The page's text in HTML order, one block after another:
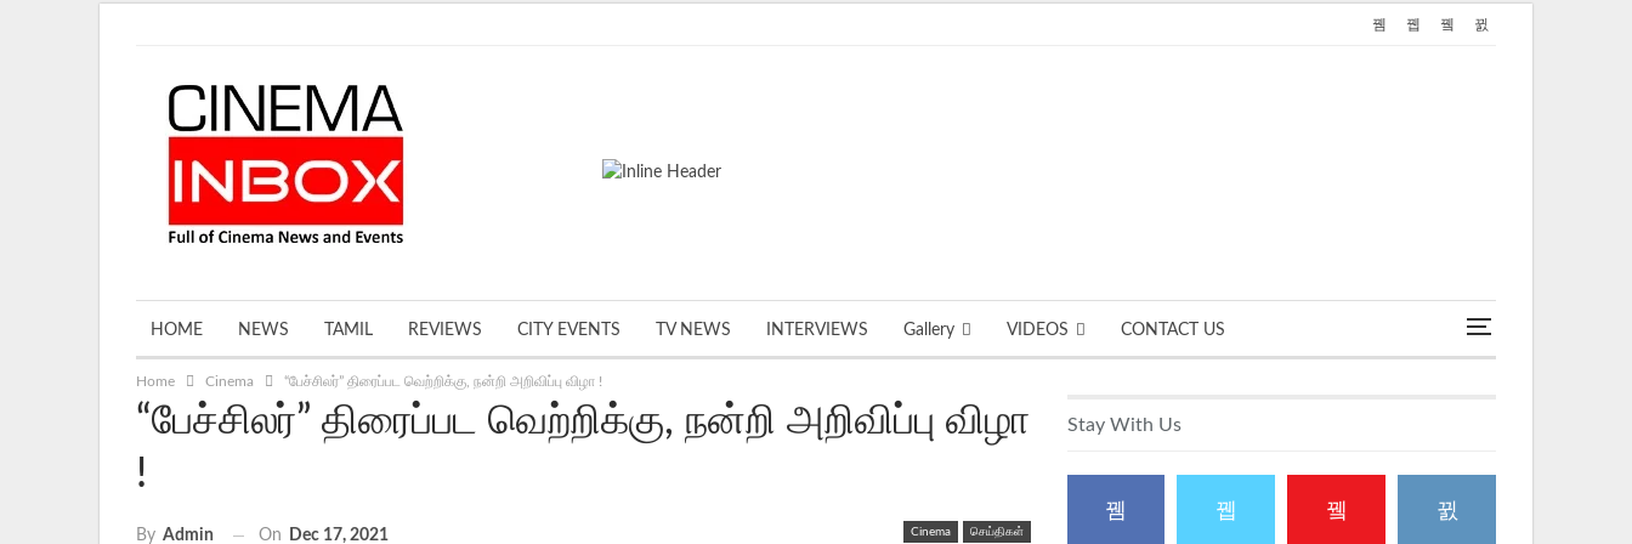
HOME NEWS TAMIL REVIEWS CITY EVENTS TV NEWS INTERVIEWS Gallery VIDEOS CONTACT US
Home Cinema “பேச்சிலர்” திரைப்பட வெற்றிக்கு, நன்றி அறிவிப்பு விழா !
“பேச்சிலர்” திரைப்பட வெற்றிக்கு, நன்றி அறிவிப்பு விழா
!
Cinema செய்திகள்
By Admin On Dec 17, 2021
Stay With Us